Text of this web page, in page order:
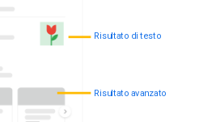
Risultato di testo
Risultato avanzato